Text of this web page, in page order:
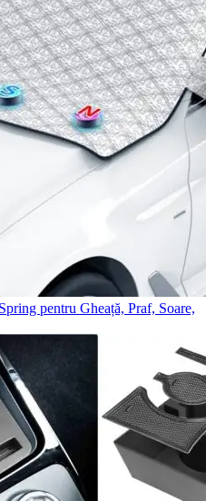
pentru Gheață, Praf, Soare,